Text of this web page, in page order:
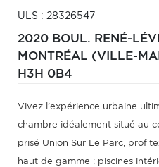
ULS : 28326547
2020 BOUL. RENÉ-
MONTRÉAL (VILLE-
H3H 0B4
Vivez l'expérience urbaine
chambre idéalement situé au
prisé Union Sur Le Parc,
haut de gamme : piscines